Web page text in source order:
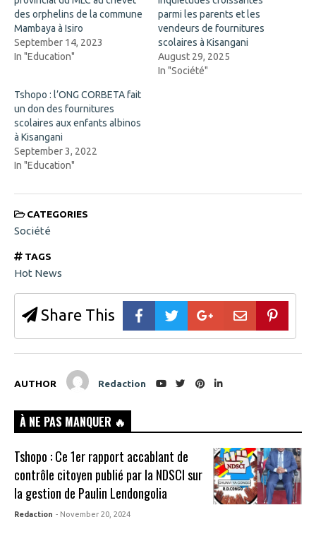
p
e
n
i
n
w
i
n
d
o
w
)
e
w
w
i
n
des orphelins de la commune
Mambaya à Isiro
September 14, 2023
In "Education"
parmi les parents et les
vendeurs de fournitures
scolaires à Kisangani
August 29, 2025
In "Société"
Tshopo : l’ONG CORBETA fait
un don des fournitures
scolaires aux enfants albinos
à Kisangani
September 3, 2022
In "Education"
CATEGORIES
Société
TAGS
Hot News
Share This
AUTHOR Redaction
À NE PAS MANQUER 🔥
Tshopo : Ce 1er rapport accablant de
contrôle citoyen publié par la NDSCI sur
la gestion de Paulin Lendongolia
Redaction - November 20, 2024